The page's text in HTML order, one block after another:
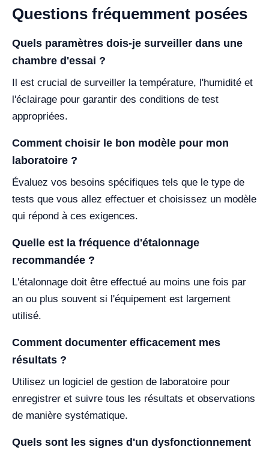
Questions fréquemment posées
Quels paramètres dois-je surveiller dans une
chambre d'essai ?
Il est crucial de surveiller la température, l'humidité et
l'éclairage pour garantir des conditions de test
appropriées.
Comment choisir le bon modèle pour mon
laboratoire ?
Évaluez vos besoins spécifiques tels que le type de
tests que vous allez effectuer et choisissez un modèle
qui répond à ces exigences.
Quelle est la fréquence d'étalonnage
recommandée ?
L'étalonnage doit être effectué au moins une fois par
an ou plus souvent si l'équipement est largement
utilisé.
Comment documenter efficacement mes
résultats ?
Utilisez un logiciel de gestion de laboratoire pour
enregistrer et suivre tous les résultats et observations
de manière systématique.
Quels sont les signes d'un dysfonctionnement